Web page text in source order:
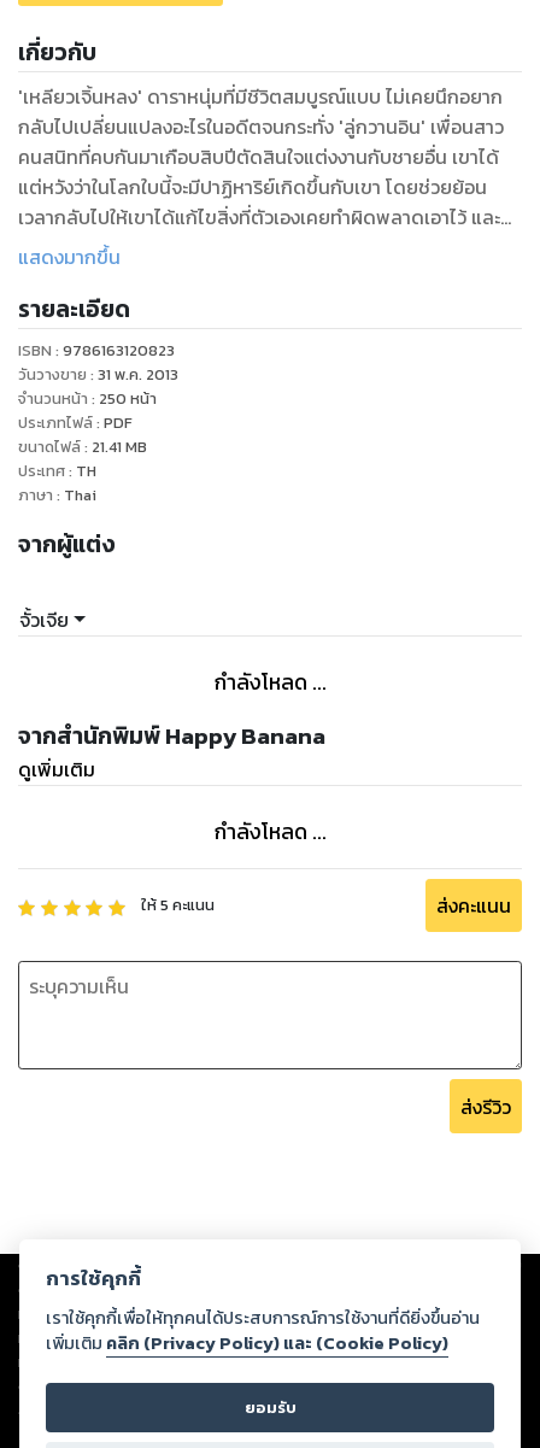
เกี่ยวกับ
'เหลียวเจิ้นหลง' ดาราหนุ่มที่มีชีวิตสมบูรณ์แบบ ไม่เคยนึกอยาก
กลับไปเปลี่ยนแปลงอะไรในอดีตจนกระทั่ง 'ลู่กวานอิน' เพื่อนสาว
คนสนิทที่คบกันมาเกือบสิบปีตัดสินใจแต่งงานกับชายอื่น เขาได้
แต่หวังว่าในโลกใบนี้จะมีปาฏิหาริย์เกิดขึ้นกับเขา โดยช่วยย้อน
เวลากลับไปให้เขาได้แก้ไขสิ่งที่ตัวเองเคยทำผิดพลาดเอาไว้ และ
เปลี่ยนแปลงอนาคตระหว่างเขากับเธอได้...
แสดงมากขึ้น
รายละเอียด
ISBN : 9786163120823
วันวางขาย : 31 พ.ค. 2013
จำนวนหน้า : 250 หน้า
ประเภทไฟล์: PDF
ขนาดไฟล์: 21.41 MB
ประเทศ: TH
ภาษา : Thai
จากผู้แต่ง
จั้วเจีย
กำลังโหลด ...
จากสำนักพิมพ์ Happy Banana
ดูเพิ่มเติม
กำลังโหลด ...
ให้5 คะแนน ส่งคะแนน
ส่งรีวิว
Copyright © 2026
ต่อผลงานหรือเนื้อหาใดที่อัปโหลดผ่านเว็บไซต์และปรากฏว่าละเมิดสิทธิใน
ทรัพย์สินทางปัญญาของบุคคลอื่นหรือขัดต่อกฎหมายและศีลธรรม ดังนั้น ผู้อ่าน
ทุกท่านโปรดใช้วิจารณญาณในการกลั่นกรองด้วยตนเอง และหากท่านพบว่าส่วน
หนึ่งส่วนใดขัดต่อกฎหมายและศีลธรรม กรุณาแจ้งมายังบริษัท เพื่อทีมงานจะได้
ดำเนินการในทันที ทั้งนี้ ทางสตอรี่ล็อกขอสงวนลิขสิทธิ์ตามพระราชบัญญัติ
ลิขสิทธิ์ พ.ศ. 2537 (ฉบับล่าสุด)
การใช้คุกกี้
เราใช้คุกกี้เพื่อให้ทุกคนได้ประสบการณ์การใช้งานที่ดียิ่งขึ้นอ่าน
เพิ่มเติม คลิก (Privacy Policy) และ (Cookie Policy)
ยอมรับ